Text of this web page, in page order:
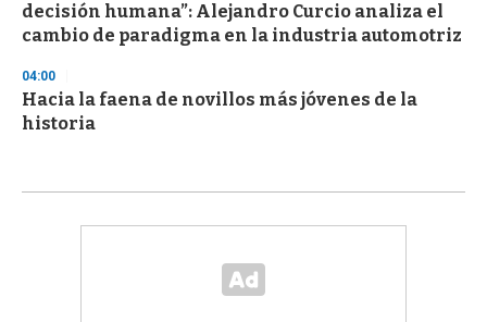
decisión humana”: Alejandro Curcio analiza el
cambio de paradigma en la industria automotriz
04:00
Hacia la faena de novillos más jóvenes de la
historia